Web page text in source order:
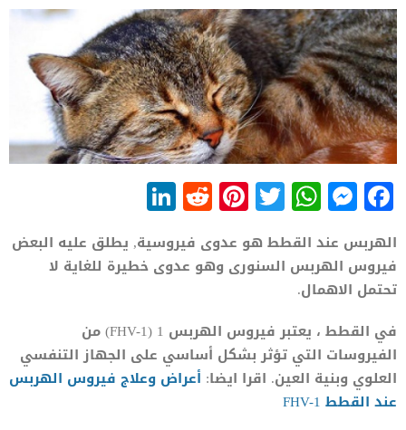
Facebook
Messenger
WhatsApp
Twitter
Pinterest
Reddit
الهربس عند القطط هو عدوى فيروسية, يطلق عليه البعض
فيروس الهربس السنورى وهو عدوى خطيرة للغاية لا
تحتمل الاهمال.
في القطط ، يعتبر فيروس الهربس 1 (FHV-1) من
الفيروسات التي تؤثر بشكل أساسي على الجهاز التنفسي
العلوي وبنية العين. اقرا ايضا: أعراض وعلاج فيروس الهربس
عند القطط FHV-1